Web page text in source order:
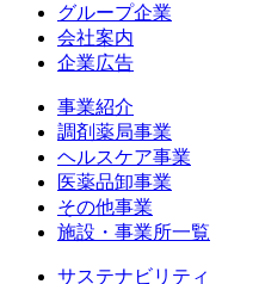
グループ企業
会社案内
企業広告
事業紹介
調剤薬局事業
ヘルスケア事業
医薬品卸事業
その他事業
施設・事業所一覧
サステナビリティ